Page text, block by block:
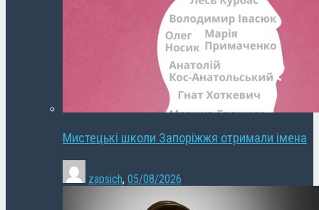
Мистецькі школи Запоріжжя отримали імена
zapsich, 05/08/2026